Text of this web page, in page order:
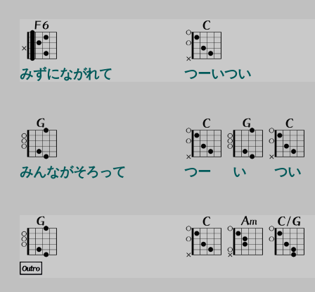
みずにながれて つーいつい
みんながそろって つー い つい